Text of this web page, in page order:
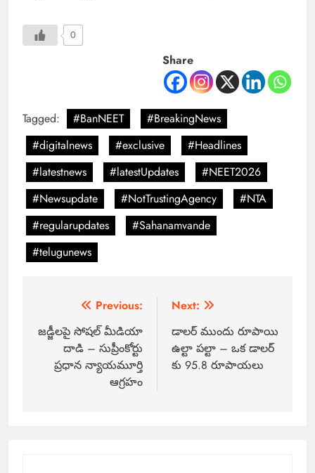
0
Share
Tagged: #BanNEET
#BreakingNews
#digitalnews
#exclusive
#Headlines
#latestnews
#latestUpdates
#NEET2026
#Newsupdate
#NotTrustingAgency
#NTA
#regularupdates
#Sahanamvande
#telugunews
Previous:
జడ్జీలపై సోషల్ మీడియా
దాడి – సుప్రీంకోర్టు
ప్రధాన న్యాయమూర్తి
ఆగ్రహం
Next:
డాలర్ ముందు రూపాయి
ఉల్టా పల్టా – ఒక డాలర్
కు 95.8 రూపాయలు